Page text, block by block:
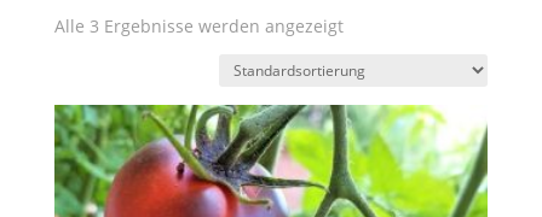
Alle 3 Ergebnisse werden angezeigt